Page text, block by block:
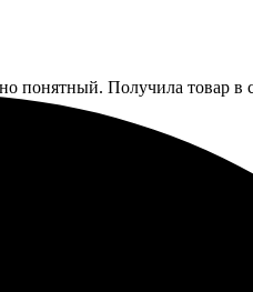
понятный. Получила товар в
на сайте интуитивно